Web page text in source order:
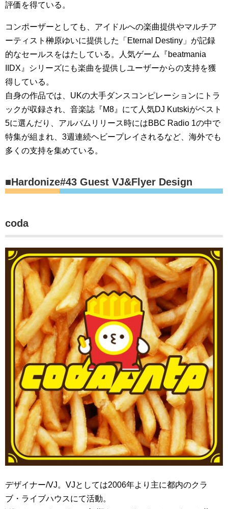
評価を得ている。
コンポーザーとしても、アイドルへの楽曲提供やマルチア
ーティスト榊原ゆいに提供した「Eternal Destiny」が記録
的なセールスをはたしている。人気ゲーム『beatmania
IIDX』シリーズにも楽曲を提供しユーザーからの支持を獲
得している。
自身の作品では、UKの大手ダンスコンピレーションにトラ
ックが収録され、音楽誌『M8』にて人気DJ Kutskiがベスト
5に選んだり、アルバムリリース時にはBBC Radio 1の中で
特集が組まれ、3週連続ヘビープレイされるなど、海外でも
多くの支持を集めている。
■Hardonize#43 Guest VJ&Flyer Design
coda
デザイナー/VJ。VJとしては2006年より主に都内のクラ
ブ・ライブハウスにて活動。